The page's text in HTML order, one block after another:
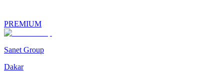
PREMIUM
Sanet Group
Dakar